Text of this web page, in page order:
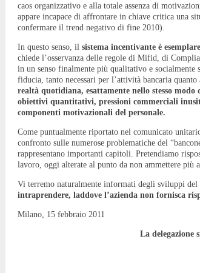
caos organizzativo e alla totale assenza di
appare incapace di affrontare in chiave critica una
confermare il trend negativo di fine 2010).
In questo senso, il sistema incentivante è esemplare
chiede l’osservanza delle regole di Mifid, di
in un senso finalmente più qualitativo e
fiducia, tanto necessari per l’attività bancaria quanto
realtà quotidiana, esattamente nello stesso
obiettivi quantitativi, pressioni commerciali
componenti motivazionali del personale.
Come puntualmente riportato nel comunicato
confronto sulle numerose problematiche del
rappresentano importanti capitoli. Pretendiamo
lavoro, oggi alterate al punto da non ammettere più
Vi terremo naturalmente informati degli sviluppi del
intraprendere, laddove l’azienda non fornisca
Milano, 15 febbraio 2011
La delegazione